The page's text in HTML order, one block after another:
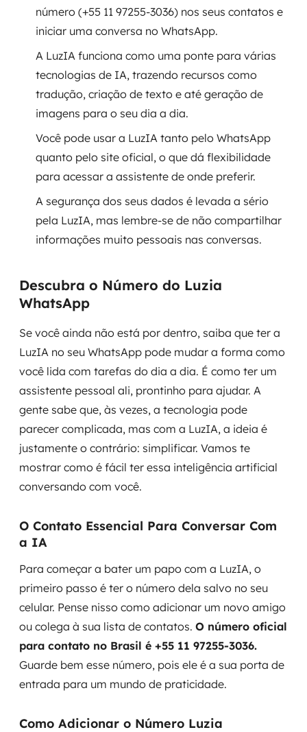
Sustentar operações com eficiência
Sustentação de aplicações
SRE / DevOps
Monitoramento 24x7
Suporte a banco de dados
FinOps
Billing Cloud
Gestão de infraestrutura
Escalar com segurança
Pentest
MSS
Consultoria de segurança
Simulação de Phishing
Segurança de aplicações e Cloud
número (+55 11 97255-3036) nos seus contatos e
iniciar uma conversa no WhatsApp.
A LuzIA funciona como uma ponte para várias
tecnologias de IA, trazendo recursos como
tradução, criação de texto e até geração de
imagens para o seu dia a dia.
Você pode usar a LuzIA tanto pelo WhatsApp
quanto pelo site oficial, o que dá flexibilidade
para acessar a assistente de onde preferir.
A segurança dos seus dados é levada a sério
pela LuzIA, mas lembre-se de não compartilhar
informações muito pessoais nas conversas.
Descubra o Número do Luzia
WhatsApp
Se você ainda não está por dentro, saiba que ter a
LuzIA no seu WhatsApp pode mudar a forma como
você lida com tarefas do dia a dia. É como ter um
assistente pessoal ali, prontinho para ajudar. A
gente sabe que, às vezes, a tecnologia pode
parecer complicada, mas com a LuzIA, a ideia é
justamente o contrário: simplificar. Vamos te
mostrar como é fácil ter essa inteligência artificial
conversando com você.
O Contato Essencial Para Conversar Com
a IA
Para começar a bater um papo com a LuzIA, o
primeiro passo é ter o número dela salvo no seu
celular. Pense nisso como adicionar um novo amigo
ou colega à sua lista de contatos. O número oficial
para contato no Brasil é +55 11 97255-3036.
Guarde bem esse número, pois ele é a sua porta de
entrada para um mundo de praticidade.
Como Adicionar o Número Luzia